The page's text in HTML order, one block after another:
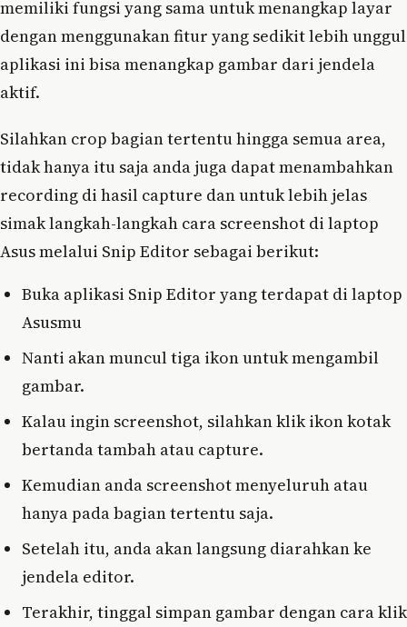
memiliki fungsi yang sama untuk menangkap layar
dengan menggunakan fitur yang sedikit lebih unggul
aplikasi ini bisa menangkap gambar dari jendela
aktif.
Silahkan crop bagian tertentu hingga semua area,
tidak hanya itu saja anda juga dapat menambahkan
recording di hasil capture dan untuk lebih jelas
simak langkah-langkah cara screenshot di laptop
Asus melalui Snip Editor sebagai berikut:
Buka aplikasi Snip Editor yang terdapat di laptop
Asusmu
Nanti akan muncul tiga ikon untuk mengambil
gambar.
Kalau ingin screenshot, silahkan klik ikon kotak
bertanda tambah atau capture.
Kemudian anda screenshot menyeluruh atau
hanya pada bagian tertentu saja.
Setelah itu, anda akan langsung diarahkan ke
jendela editor.
Terakhir, tinggal simpan gambar dengan cara klik